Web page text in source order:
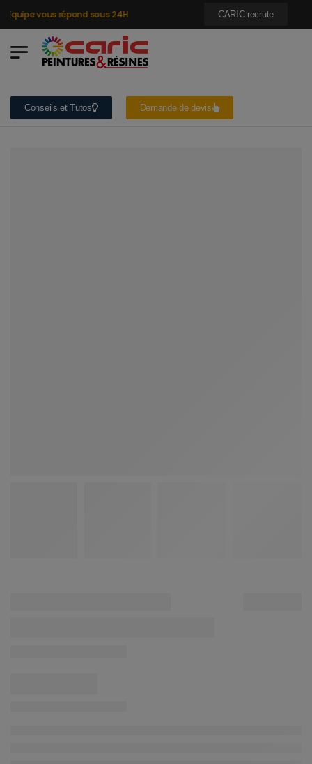
vous répond sous 24H CARIC recrute
Conseils et Tutos Demande de devis